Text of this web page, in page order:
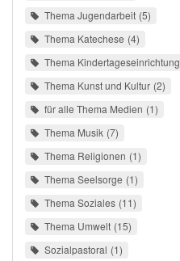
Thema Jugendarbeit 5
Thema Katechese 4
Thema Kindertageseinrichtung
Thema Kunst und Kultur 2
für alle Thema Medien 1
Thema Musik 7
Thema Religionen 1
Thema Seelsorge 1
Thema Soziales 11
Thema Umwelt 15
Sozialpastoral 1